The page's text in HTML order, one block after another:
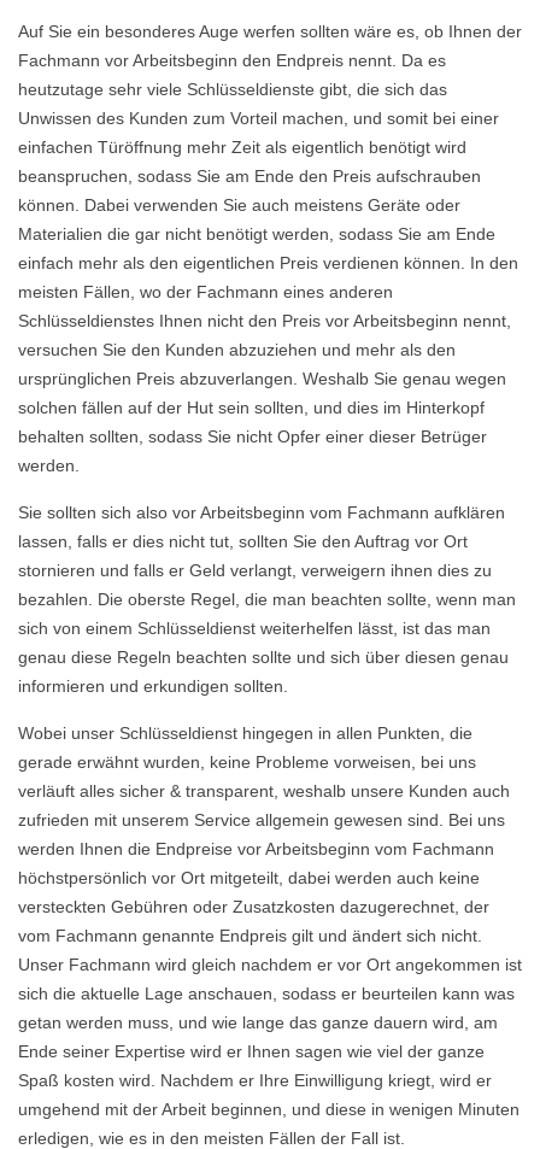
Auf Sie ein besonderes Auge werfen sollten wäre es, ob Ihnen der
Fachmann vor Arbeitsbeginn den Endpreis nennt. Da es
heutzutage sehr viele Schlüsseldienste gibt, die sich das
Unwissen des Kunden zum Vorteil machen, und somit bei einer
einfachen Türöffnung mehr Zeit als eigentlich benötigt wird
beanspruchen, sodass Sie am Ende den Preis aufschrauben
können. Dabei verwenden Sie auch meistens Geräte oder
Materialien die gar nicht benötigt werden, sodass Sie am Ende
einfach mehr als den eigentlichen Preis verdienen können. In den
meisten Fällen, wo der Fachmann eines anderen
Schlüsseldienstes Ihnen nicht den Preis vor Arbeitsbeginn nennt,
versuchen Sie den Kunden abzuziehen und mehr als den
ursprünglichen Preis abzuverlangen. Weshalb Sie genau wegen
solchen fällen auf der Hut sein sollten, und dies im Hinterkopf
behalten sollten, sodass Sie nicht Opfer einer dieser Betrüger
werden.
Sie sollten sich also vor Arbeitsbeginn vom Fachmann aufklären
lassen, falls er dies nicht tut, sollten Sie den Auftrag vor Ort
stornieren und falls er Geld verlangt, verweigern ihnen dies zu
bezahlen. Die oberste Regel, die man beachten sollte, wenn man
sich von einem Schlüsseldienst weiterhelfen lässt, ist das man
genau diese Regeln beachten sollte und sich über diesen genau
informieren und erkundigen sollten.
Wobei unser Schlüsseldienst hingegen in allen Punkten, die
gerade erwähnt wurden, keine Probleme vorweisen, bei uns
verläuft alles sicher & transparent, weshalb unsere Kunden auch
zufrieden mit unserem Service allgemein gewesen sind. Bei uns
werden Ihnen die Endpreise vor Arbeitsbeginn vom Fachmann
höchstpersönlich vor Ort mitgeteilt, dabei werden auch keine
versteckten Gebühren oder Zusatzkosten dazugerechnet, der
vom Fachmann genannte Endpreis gilt und ändert sich nicht.
Unser Fachmann wird gleich nachdem er vor Ort angekommen ist
sich die aktuelle Lage anschauen, sodass er beurteilen kann was
getan werden muss, und wie lange das ganze dauern wird, am
Ende seiner Expertise wird er Ihnen sagen wie viel der ganze
Spaß kosten wird. Nachdem er Ihre Einwilligung kriegt, wird er
umgehend mit der Arbeit beginnen, und diese in wenigen Minuten
erledigen, wie es in den meisten Fällen der Fall ist.